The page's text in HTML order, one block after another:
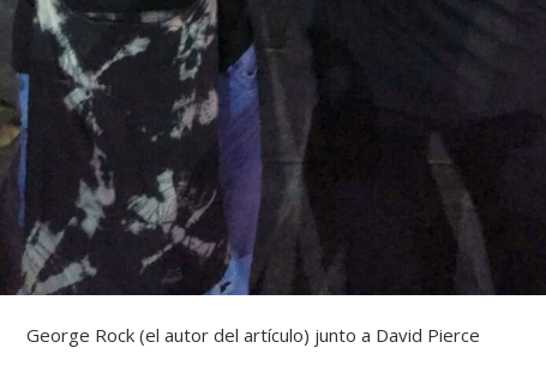
George Rock (el autor del artículo) junto a David Pierce